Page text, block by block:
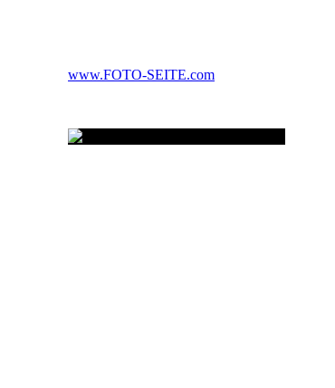
www.FOTO-SEITE.com